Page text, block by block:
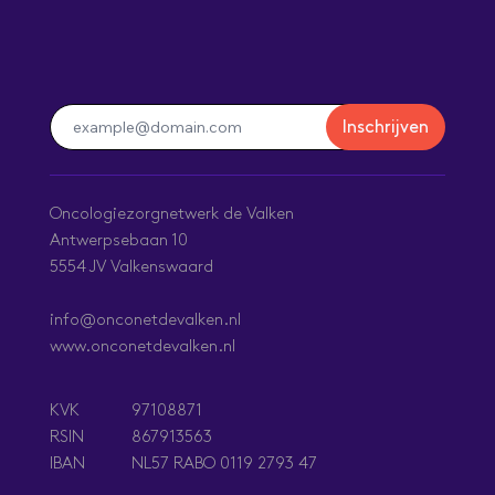
Inschrijven
Oncologiezorgnetwerk de Valken
Antwerpsebaan 10
5554 JV Valkenswaard
info@onconetdevalken.nl
www.onconetdevalken.nl
KVK
RSIN
IBAN
97108871
867913563
NL57 RABO 0119 2793 47